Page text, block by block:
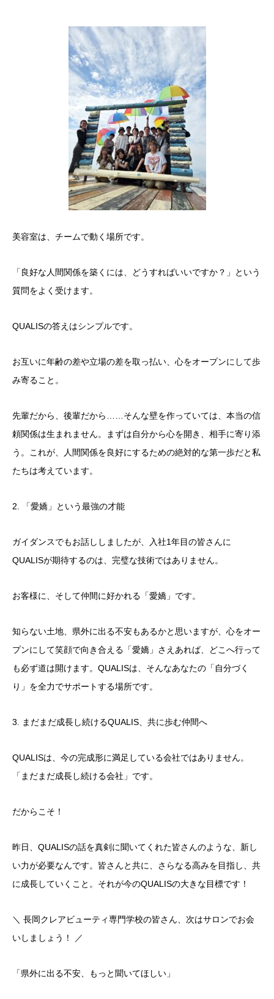
​美容室は、チームで動く場所です。
「良好な人間関係を築くには、どうすればいいですか？」という
質問をよく受けます。
​QUALISの答えはシンプルです。
お互いに年齢の差や立場の差を取っ払い、心をオープンにして歩
み寄ること。
​先輩だから、後輩だから……そんな壁を作っていては、本当の信
頼関係は生まれません。まずは自分から心を開き、相手に寄り添
う。これが、人間関係を良好にするための絶対的な第一歩だと私
たちは考えています。
​2. 「愛嬌」という最強の才能
​ガイダンスでもお話ししましたが、入社1年目の皆さんに
QUALISが期待するのは、完璧な技術ではありません。
​お客様に、そして仲間に好かれる「愛嬌」です。
知らない土地、県外に出る不安もあるかと思いますが、心をオー
プンにして笑顔で向き合える「愛嬌」さえあれば、どこへ行って
も必ず道は開けます。QUALISは、そんなあなたの「自分づく
り」を全力でサポートする場所です。
​3. まだまだ成長し続けるQUALIS、共に歩む仲間へ
​QUALISは、今の完成形に満足している会社ではありません。
「まだまだ成長し続ける会社」です。
​だからこそ！
昨日、QUALISの話を真剣に聞いてくれた皆さんのような、新し
い力が必要なんです。皆さんと共に、さらなる高みを目指し、共
に成長していくこと。それが今のQUALISの大きな目標です！
​＼ 長岡クレアビューティ専門学校の皆さん、次はサロンでお会
いしましょう！ ／
​「県外に出る不安、もっと聞いてほしい」